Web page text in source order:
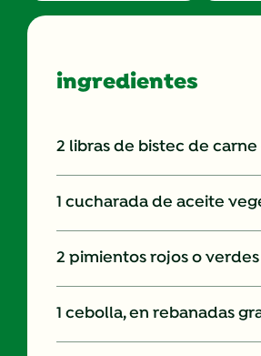
ingredientes
2 libras de bistec de
1 cucharada de aceite
2 pimientos rojos o
1 cebolla, en rebanadas